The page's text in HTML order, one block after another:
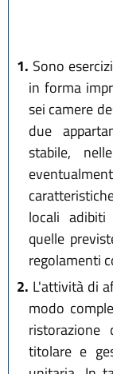
1. Sono
in forma
sei camere
due
stabile,
locali
quelle
regolamenti
2. L'attività di
modo
titolare e